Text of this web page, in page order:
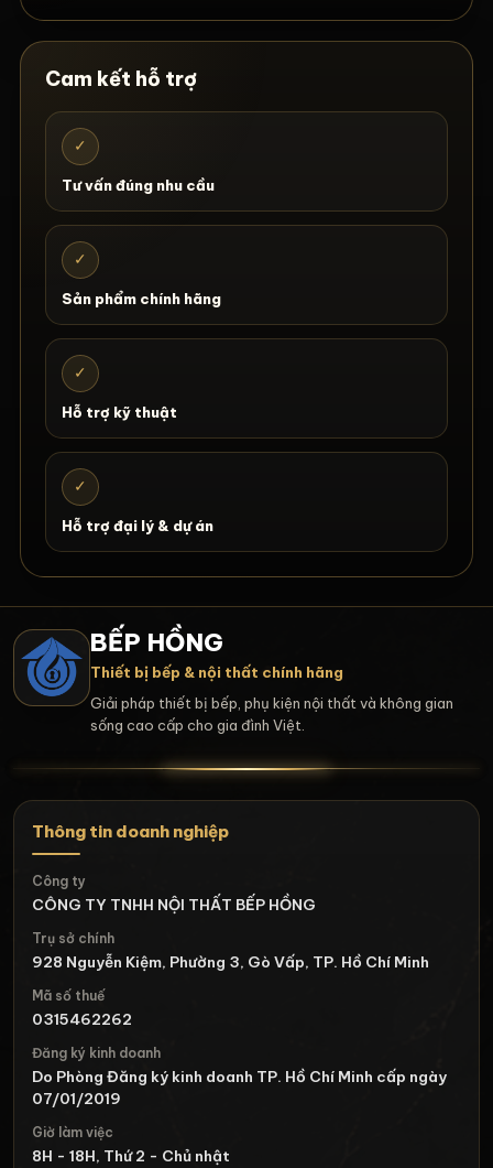
Cam kết hỗ trợ
✓
Tư vấn đúng nhu cầu
✓
Sản phẩm chính hãng
✓
Hỗ trợ kỹ thuật
✓
Hỗ trợ đại lý & dự án
BẾP HỒNG
Thiết bị bếp & nội thất chính hãng
Giải pháp thiết bị bếp, phụ kiện nội thất và không gian
sống cao cấp cho gia đình Việt.
Thông tin doanh nghiệp
Công ty
CÔNG TY TNHH NỘI THẤT BẾP HỒNG
Trụ sở chính
928 Nguyễn Kiệm, Phường 3, Gò Vấp, TP. Hồ Chí Minh
Mã số thuế
0315462262
Đăng ký kinh doanh
Do Phòng Đăng ký kinh doanh TP. Hồ Chí Minh cấp ngày
07/01/2019
Giờ làm việc
8H - 18H, Thứ 2 - Chủ nhật